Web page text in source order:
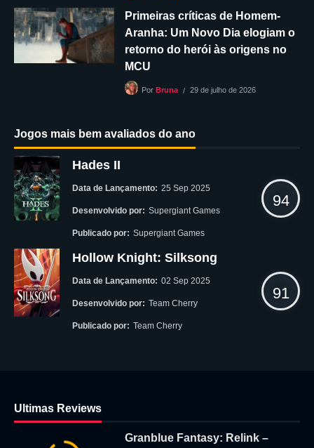
Primeiras críticas de Homem-
Aranha: Um Novo Dia elogiam o
retorno do herói às origens no
MCU
Por Bruna 29 de julho de 2026
Jogos mais bem avaliados do ano
Hades II
Data de Lançamento: 25 Sep 2025
Desenvolvido por: Supergiant Games
Publicado por: Supergiant Games
94
Hollow Knight: Silksong
Data de Lançamento: 02 Sep 2025
Desenvolvido por: Team Cherry
Publicado por: Team Cherry
91
Ultimas Reviews
Granblue Fantasy: Relink –